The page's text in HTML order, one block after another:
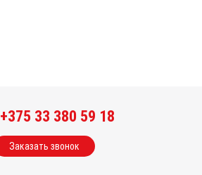
+375 33 380 59 18
Заказать звонок